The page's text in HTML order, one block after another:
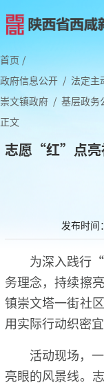
首页 /
政府信息公开 / 法定主
崇文镇政府 / 基层政务
正文
志愿“红”点
发布时间
为深入践行
务理念，持续擦
镇崇文塔一街社
用实际行动织密
活动现场，
亮眼的风景线。